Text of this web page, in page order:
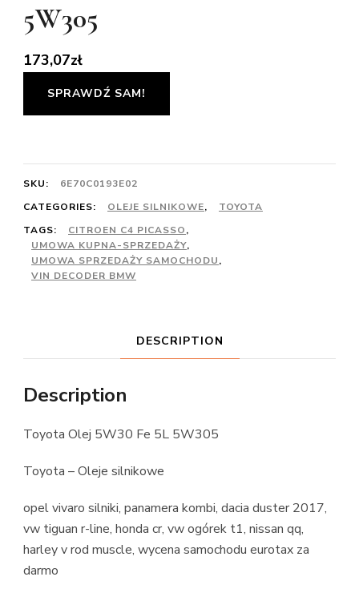
5W305
173,07zł
SPRAWDŹ SAM!
SKU:
6E70C0193E02
CATEGORIES:
OLEJE SILNIKOWE,
TOYOTA
TAGS:
CITROEN C4 PICASSO,
UMOWA KUPNA-SPRZEDAŻY,
UMOWA SPRZEDAŻY SAMOCHODU,
VIN DECODER BMW
DESCRIPTION
Description
Toyota Olej 5W30 Fe 5L 5W305
Toyota – Oleje silnikowe
opel vivaro silniki, panamera kombi, dacia duster 2017,
vw tiguan r-line, honda cr, vw ogórek t1, nissan qq,
harley v rod muscle, wycena samochodu eurotax za
darmo